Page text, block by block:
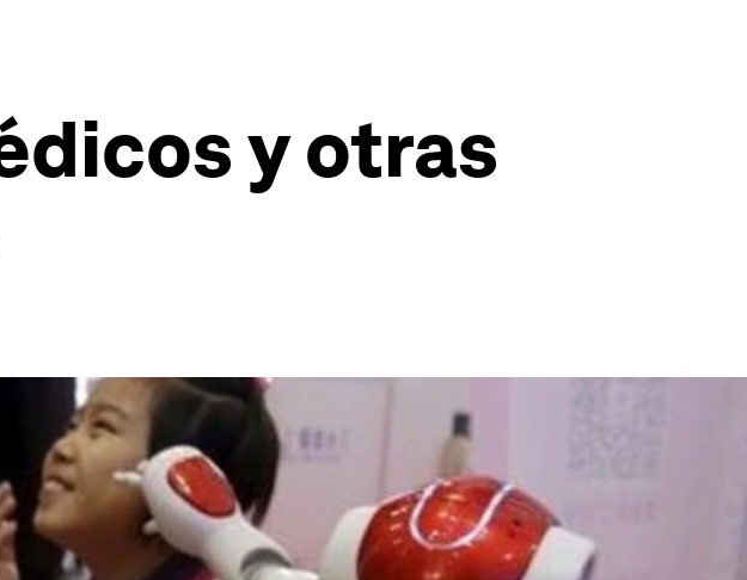
y otras